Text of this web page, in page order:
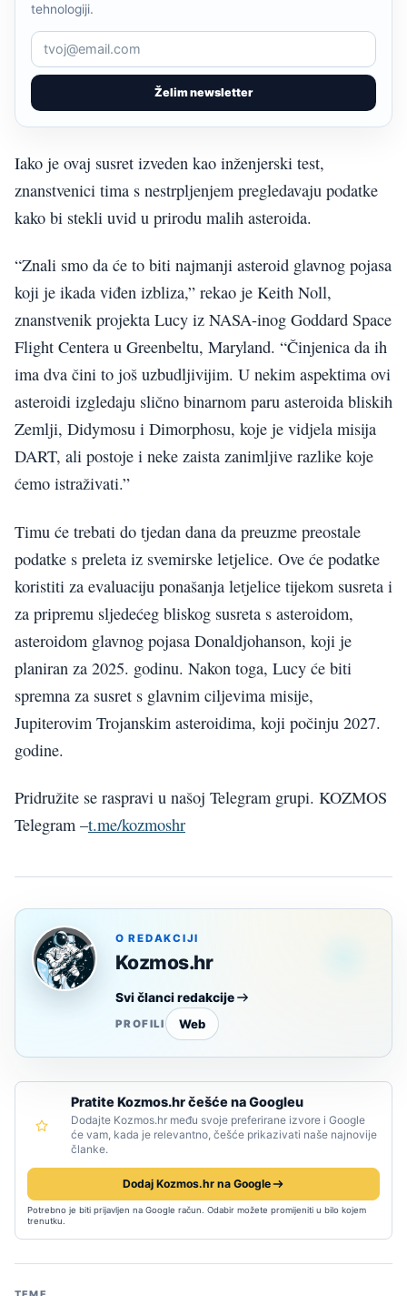
Želim newsletter
tehnologiji.
Iako je ovaj susret izveden kao inženjerski test,
znanstvenici tima s nestrpljenjem pregledavaju podatke
kako bi stekli uvid u prirodu malih asteroida.
“Znali smo da će to biti najmanji asteroid glavnog pojasa
koji je ikada viđen izbliza,” rekao je Keith Noll,
znanstvenik projekta Lucy iz NASA-inog Goddard Space
Flight Centera u Greenbeltu, Maryland. “Činjenica da ih
ima dva čini to još uzbudljivijim. U nekim aspektima ovi
asteroidi izgledaju slično binarnom paru asteroida bliskih
Zemlji, Didymosu i Dimorphosu, koje je vidjela misija
DART, ali postoje i neke zaista zanimljive razlike koje
ćemo istraživati.”
Timu će trebati do tjedan dana da preuzme preostale
podatke s preleta iz svemirske letjelice. Ove će podatke
koristiti za evaluaciju ponašanja letjelice tijekom susreta i
za pripremu sljedećeg bliskog susreta s asteroidom,
asteroidom glavnog pojasa Donaldjohanson, koji je
planiran za 2025. godinu. Nakon toga, Lucy će biti
spremna za susret s glavnim ciljevima misije,
Jupiterovim Trojanskim asteroidima, koji počinju 2027.
godine.
Pridružite se raspravi u našoj Telegram grupi. KOZMOS
Telegram –t.me/kozmoshr
O REDAKCIJI
Kozmos.hr
Svi članci redakcije
PROFILI Web
Pratite Kozmos.hr češće na Googleu
Dodajte Kozmos.hr među svoje preferirane izvore i Google
će vam, kada je relevantno, češće prikazivati naše najnovije
članke.
Dodaj Kozmos.hr na Google
Potrebno je biti prijavljen na Google račun. Odabir možete promijeniti u bilo kojem
trenutku.